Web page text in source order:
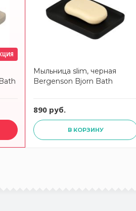
Мыльница slim, черная
Bergenson Bjorn Bath
890 руб.
В КОРЗИНУ